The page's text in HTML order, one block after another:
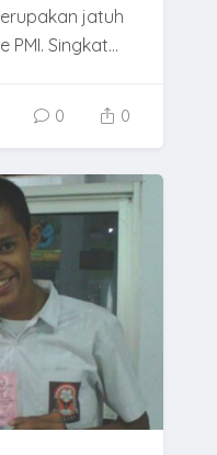
jatuh
Singkat...
0 0